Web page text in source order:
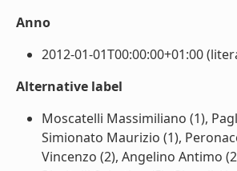
Anno
2012-01-01T00:00:00+01:00
Alternative label
Moscatelli Massimiliano (1),
Simionato Maurizio (1),
Vincenzo (2), Angelino Antimo